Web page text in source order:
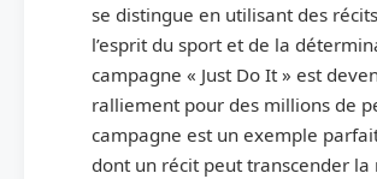
se distingue en utilisant des
l’esprit du sport et de la
campagne « Just Do It » est
ralliement pour des millions de
campagne est un exemple
dont un récit peut transcender